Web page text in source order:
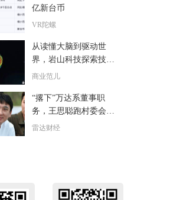
亿新台币
VR陀螺
从读懂大脑到驱动世
界，岩山科技探索技术
落地“最后一公里”
商业范儿
“撂下”万达系董事职
务，王思聪跑村委会开
公司？
雷达财经